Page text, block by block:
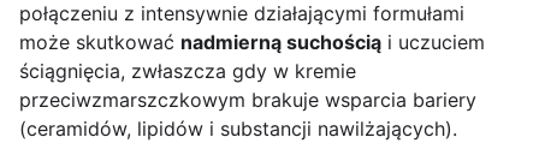
połączeniu z intensywnie działającymi formułami
może skutkować nadmierną suchością i uczuciem
ściągnięcia, zwłaszcza gdy w kremie
przeciwzmarszczkowym brakuje wsparcia bariery
(ceramidów, lipidów i substancji nawilżających).